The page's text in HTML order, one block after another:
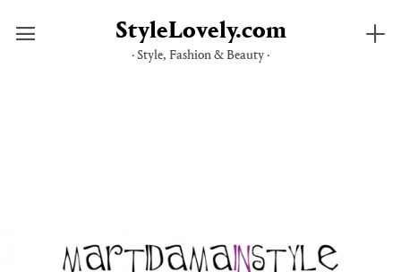
StyleLovely.com
· Style, Fashion & Beauty ·